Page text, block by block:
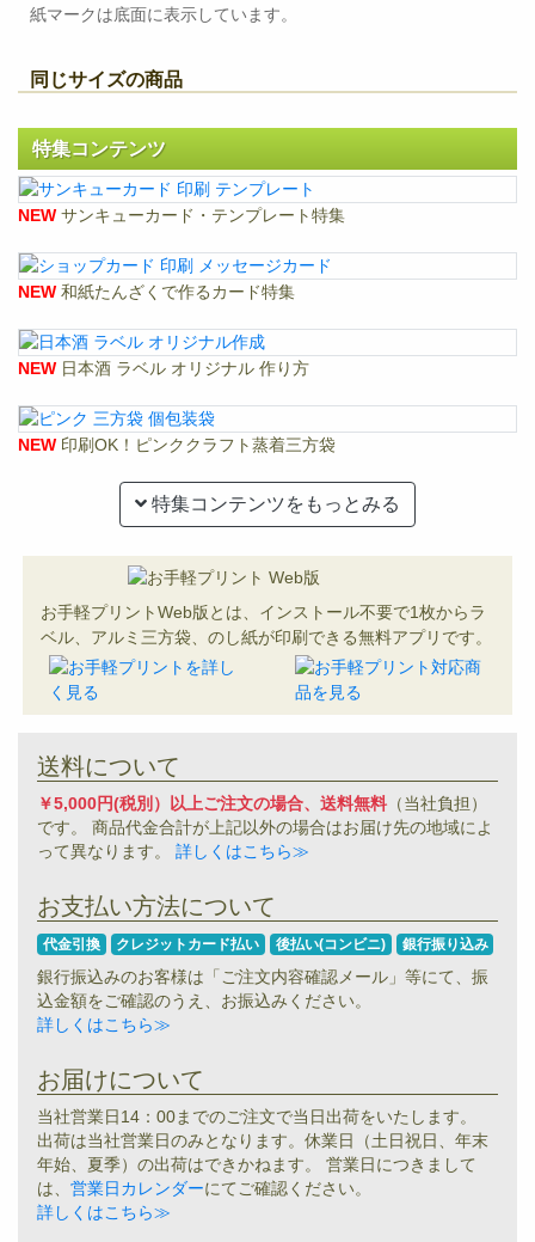
紙マークは底面に表示しています。
同じサイズの商品
特集コンテンツ
NEW サンキューカード・テンプレート特集
NEW 和紙たんざくで作るカード特集
NEW 日本酒 ラベル オリジナル 作り方
NEW 印刷OK！ピンククラフト蒸着三方袋
特集コンテンツをもっとみる
お手軽プリントWeb版とは、インストール不要で1枚からラ
ベル、アルミ三方袋、のし紙が印刷できる無料アプリです。
送料について
￥5,000円(税別）以上ご注文の場合、送料無料 （当社負担）
です。 商品代金合計が上記以外の場合はお届け先の地域によ
って異なります。
詳しくはこちら≫
お支払い方法について
代金引換 クレジットカード払い 後払い(コンビニ) 銀行振り込み
銀行振込みのお客様は「ご注文内容確認メール」等にて、振
込金額をご確認のうえ、お振込みください。
詳しくはこちら≫
お届けについて
当社営業日14：00までのご注文で当日出荷をいたします。
出荷は当社営業日のみとなります。休業日（土日祝日、年末
年始、夏季）の出荷はできかねます。 営業日につきまして
は、 営業日カレンダーにてご確認ください。
詳しくはこちら≫